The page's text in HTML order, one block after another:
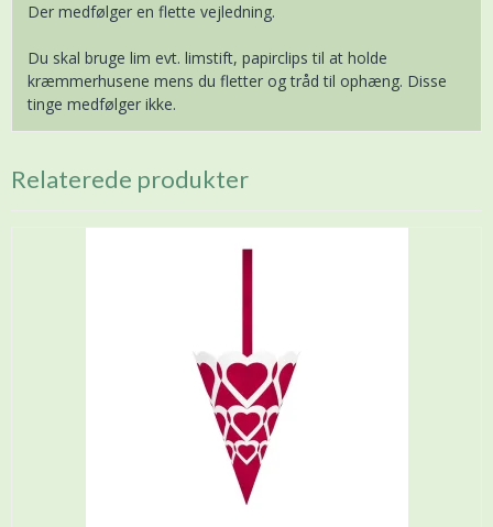
Der medfølger en flette vejledning.
Du skal bruge lim evt. limstift, papirclips til at holde
kræmmerhusene mens du fletter og tråd til ophæng. Disse
tinge medfølger ikke.
Relaterede produkter